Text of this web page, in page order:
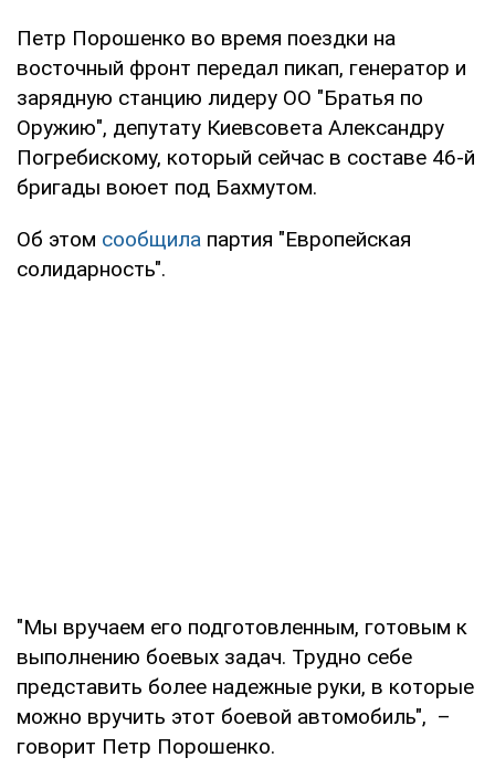
Петр Порошенко во время поездки на
восточный фронт передал пикап, генератор и
зарядную станцию лидеру ОО "Братья по
Оружию", депутату Киевсовета Александру
Погребискому, который сейчас в составе 46-й
бригады воюет под Бахмутом.
Об этом сообщила партия "Европейская
солидарность".
"Мы вручаем его подготовленным, готовым к
выполнению боевых задач. Трудно себе
представить более надежные руки, в которые
можно вручить этот боевой автомобиль", –
говорит Петр Порошенко.